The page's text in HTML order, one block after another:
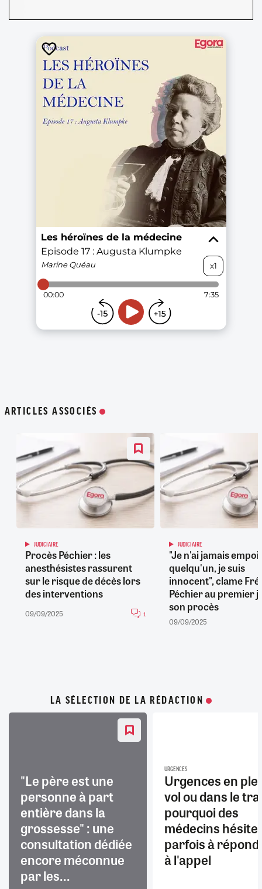
ARTICLES ASSOCIÉS
JUDICIAIRE
Procès Péchier : les
anesthésistes rassurent
sur le risque de décès lors
des interventions
09/09/2025 1
JUDICIAIRE
"Je n'ai jamais
quelqu'un, je suis
innocent", clame
Péchier au premier
son procès
09/09/2025
LA SÉLECTION DE LA RÉDACTION
"Le père est une
personne à part
entière dans la
grossesse" : une
consultation dédiée
encore méconnue
par les...
URGENCES
Urgences en
vol ou dans le
pourquoi des
médecins
parfois à
à l'appel